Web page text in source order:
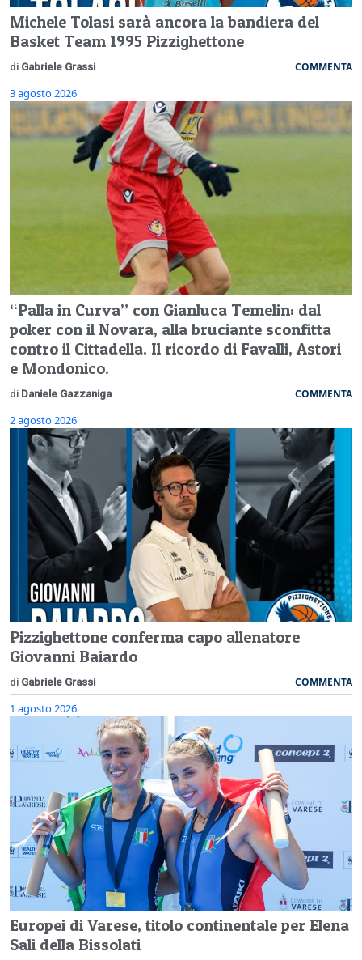
Michele Tolasi sarà ancora la bandiera del
Basket Team 1995 Pizzighettone
di Gabriele Grassi COMMENTA
3 agosto 2026
“Palla in Curva” con Gianluca Temelin: dal
poker con il Novara, alla bruciante sconfitta
contro il Cittadella. Il ricordo di Favalli, Astori
e Mondonico.
di Daniele Gazzaniga COMMENTA
2 agosto 2026
Pizzighettone conferma capo allenatore
Giovanni Baiardo
di Gabriele Grassi COMMENTA
1 agosto 2026
Europei di Varese, titolo continentale per Elena
Sali della Bissolati